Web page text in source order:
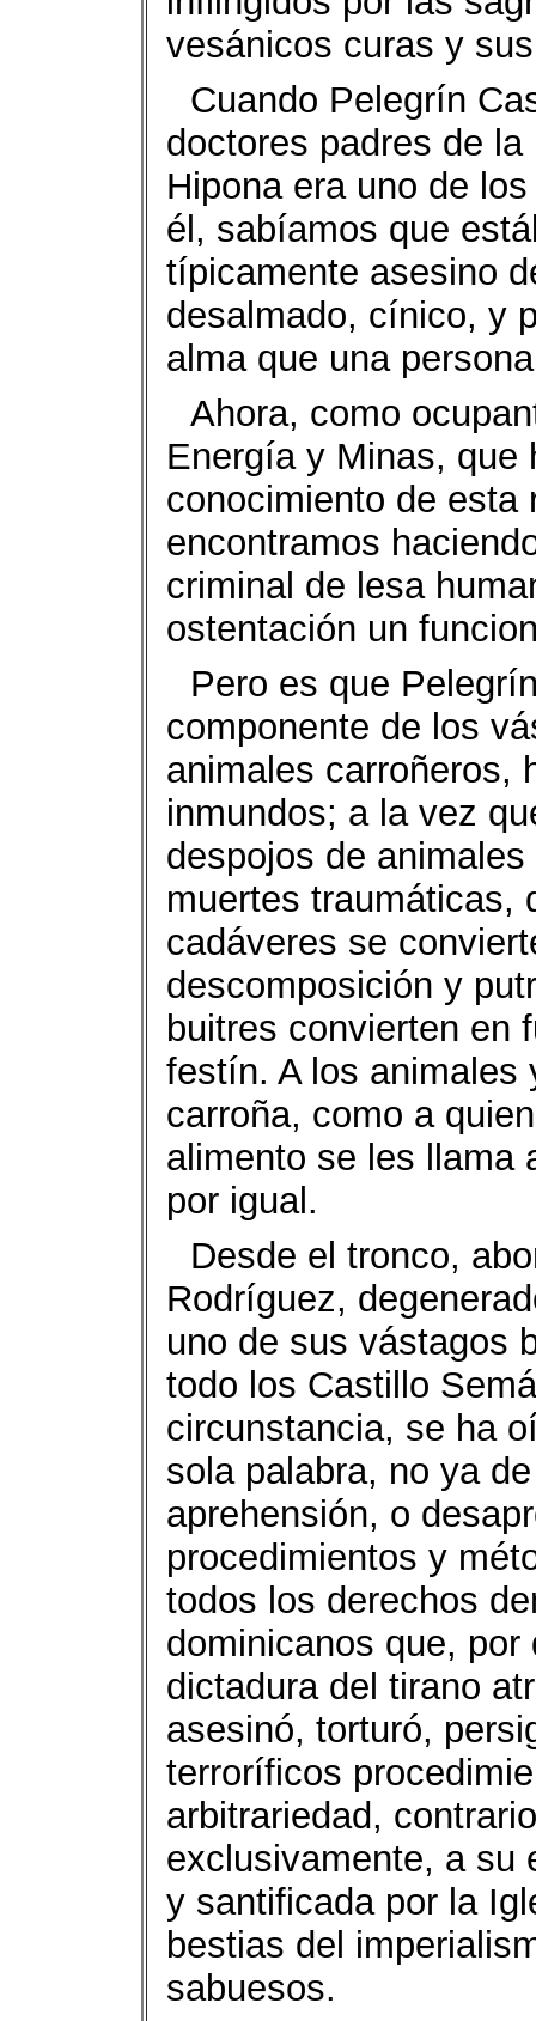
vesánicos curas y
Cuando Pelegrín
doctores padres de
Hipona era uno de
él, sabíamos que
típicamente asesino
desalmado, cínico, y
alma que una
Ahora, como
Energía y Minas, que
conocimiento de
encontramos
criminal de lesa
ostentación un
Pero es que
componente de los
animales carroñeros,
inmundos; a la vez
despojos de
muertes traumáticas,
cadáveres se
descomposición y
buitres convierten en
festín. A los animales
carroña, como a
alimento se les llama
por igual.
Desde el tronco,
Rodríguez,
uno de sus vástagos
todo los Castillo
circunstancia, se ha
sola palabra, no ya
aprehensión, o
procedimientos y
todos los derechos
dominicanos que,
dictadura del tirano
asesinó, torturó,
terroríficos
arbitrariedad,
exclusivamente, a su
y santificada por la
bestias del
sabuesos.